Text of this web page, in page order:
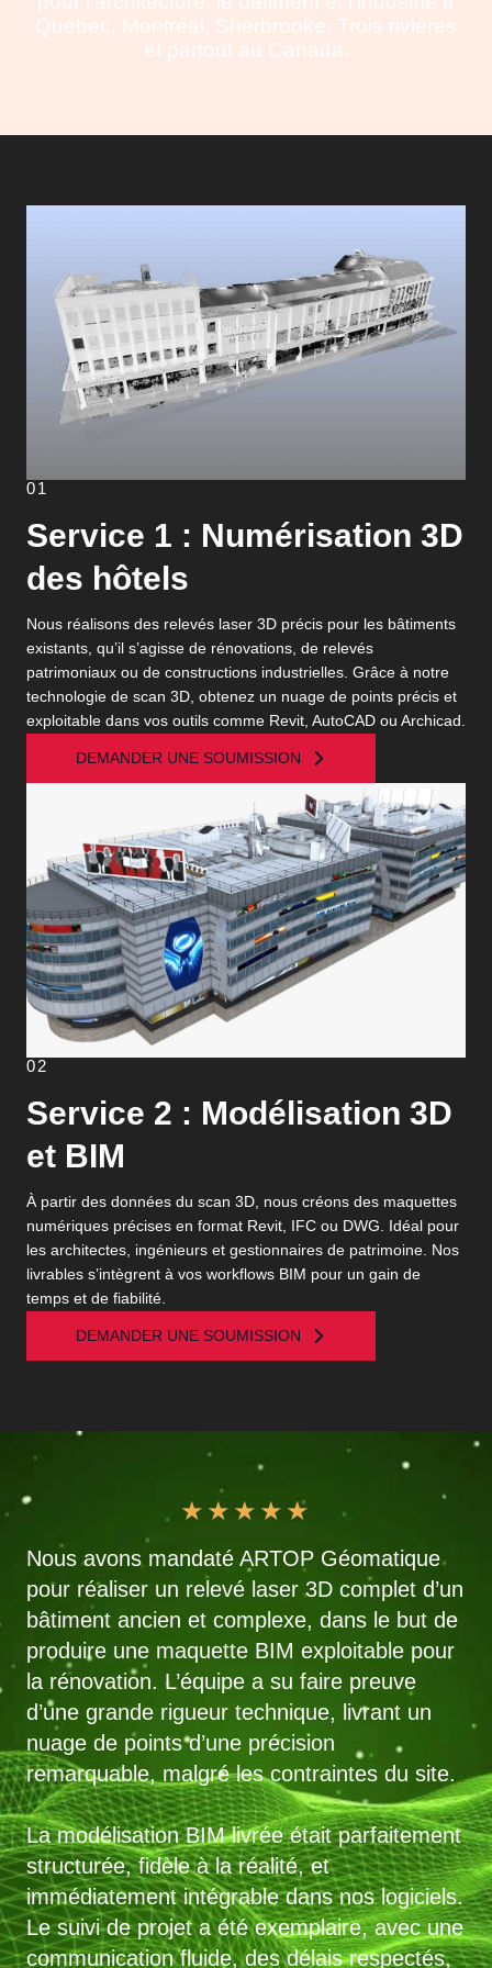
Québec, Montréal, Sherbrooke, Trois rivières
et partout au Canada.
01
Service 1 : Numérisation 3D
des hôtels
Nous réalisons des relevés laser 3D précis pour les bâtiments
existants, qu’il s’agisse de rénovations, de relevés
patrimoniaux ou de constructions industrielles. Grâce à notre
technologie de scan 3D, obtenez un nuage de points précis et
exploitable dans vos outils comme Revit, AutoCAD ou Archicad.
DEMANDER UNE SOUMISSION
02
Service 2 : Modélisation 3D
et BIM
À partir des données du scan 3D, nous créons des maquettes
numériques précises en format Revit, IFC ou DWG. Idéal pour
les architectes, ingénieurs et gestionnaires de patrimoine. Nos
livrables s’intègrent à vos workflows BIM pour un gain de
temps et de fiabilité.
DEMANDER UNE SOUMISSION
★ ★ ★ ★ ★
Nous avons mandaté ARTOP Géomatique
pour réaliser un relevé laser 3D complet d’un
bâtiment ancien et complexe, dans le but de
produire une maquette BIM exploitable pour
la rénovation. L’équipe a su faire preuve
d’une grande rigueur technique, livrant un
nuage de points d’une précision
remarquable, malgré les contraintes du site.
La modélisation BIM livrée était parfaitement
structurée, fidèle à la réalité, et
immédiatement intégrable dans nos logiciels.
Le suivi de projet a été exemplaire, avec une
communication fluide, des délais respectés,